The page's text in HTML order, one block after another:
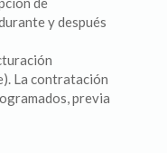
y después
La contratación
previa